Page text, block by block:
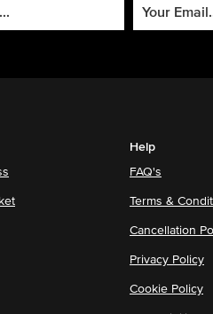
Help
FAQ's
Terms &
Cancellation
Privacy Policy
Cookie Policy